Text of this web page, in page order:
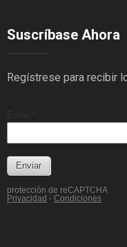
Suscríbase Ahora
Regístrese para recibir